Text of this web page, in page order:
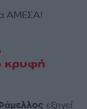
ΑΜΕΣΑ!
κρυφή
εξηγεί